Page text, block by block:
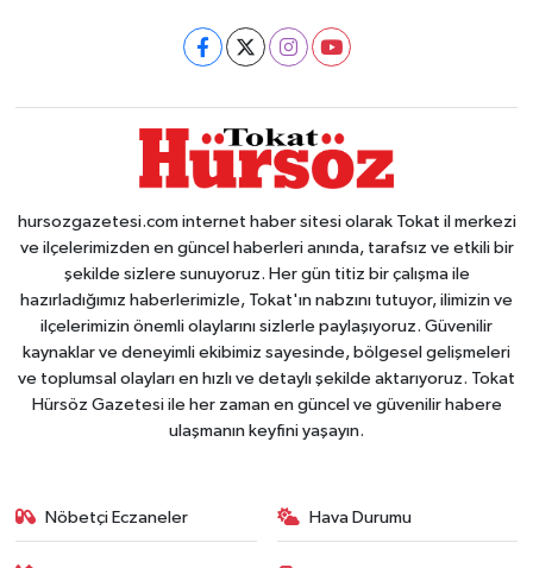
hursozgazetesi.com internet haber sitesi olarak Tokat il merkezi
ve ilçelerimizden en güncel haberleri anında, tarafsız ve etkili bir
şekilde sizlere sunuyoruz. Her gün titiz bir çalışma ile
hazırladığımız haberlerimizle, Tokat'ın nabzını tutuyor, ilimizin ve
ilçelerimizin önemli olaylarını sizlerle paylaşıyoruz. Güvenilir
kaynaklar ve deneyimli ekibimiz sayesinde, bölgesel gelişmeleri
ve toplumsal olayları en hızlı ve detaylı şekilde aktarıyoruz. Tokat
Hürsöz Gazetesi ile her zaman en güncel ve güvenilir habere
ulaşmanın keyfini yaşayın.
Nöbetçi Eczaneler Hava Durumu